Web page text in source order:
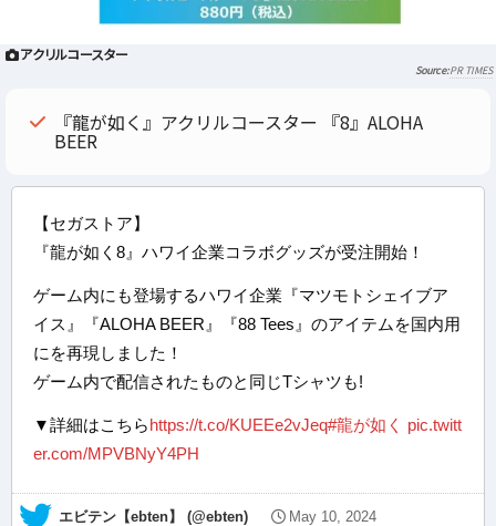
アクリルコースター
PR TIMES
『龍が如く』アクリルコースター 『8』ALOHA
BEER
【セガストア】
『龍が如く8』ハワイ企業コラボグッズが受注開始！
ゲーム内にも登場するハワイ企業『マツモトシェイブア
イス』『ALOHA BEER』『88 Tees』のアイテムを国内用
にを再現しました！
ゲーム内で配信されたものと同じTシャツも!
▼詳細はこちらhttps://t.co/KUEEe2vJeq#龍が如く pic.twitt
er.com/MPVBNyY4PH
— エビテン【ebten】 (@ebten) May 10, 2024